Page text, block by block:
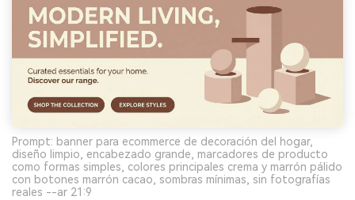
Prompt: banner para ecommerce de decoración del hogar,
diseño limpio, encabezado grande, marcadores de producto
como formas simples, colores principales crema y marrón pálido
con botones marrón cacao, sombras mínimas, sin fotografías
reales --ar 21:9